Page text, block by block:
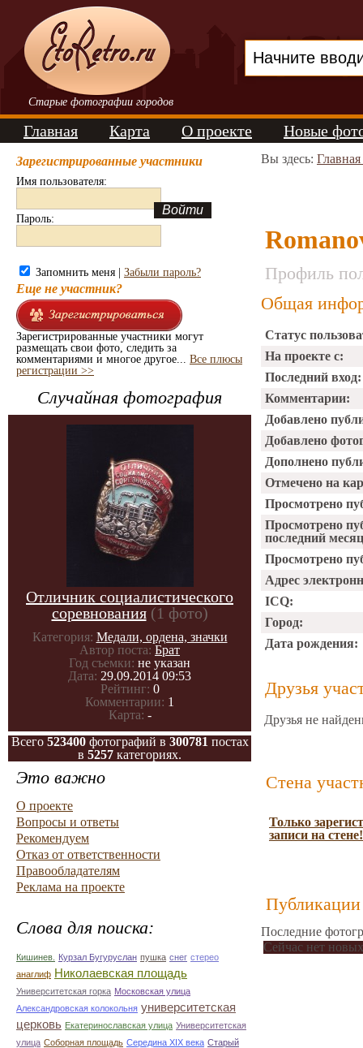
Старые фотографии городов
Главная Карта О проекте Новые
Зарегистрированные участники
Имя пользователя:
Пароль:
Запомнить меня | Забыли пароль?
Еще не участник?
Зарегистрированные участники могут
размещать свои фото, следить за
комментариями и многое другое... Все плюсы
регистрации >>
Случайная фотография
Отличник социалистического
соревнования (1 фото)
Категория: Медали, ордена, значки
Автор поста: Брат
Год съемки: не указан
Дата: 29.09.2014 09:53
Рейтинг: 0
Комментарии: 1
Карта: -
Всего 523400фотографий в 300781 постах
в 5257 категориях.
Это важно
О проекте
Вопросы и ответы
Рекомендуем
Отказ от ответственности
Правообладателям
Реклама на проекте
Слова для поиска:
Кишинев. Курзал Бугуруслан пушка снег стерео
анаглиф Николаевская площадь
Университетская горка Московская улица
Александровская колокольня университетская
церковь Екатеринославская улица Университетская
улица Соборная площадь Середина XIX века Старый
Вы здесь:
Профиль
Общая
Статус
На проекте с:
Последний вход:
Комментарии:
Добавлено
Добавлено
Дополнено
Отмечено на
Просмотрено
Просмотрено
последний
Просмотрено
Адрес
ICQ:
Город:
Дата рождения:
Друзья
Друзья не
Стена
Только
записи на стене!
Публикации
Последние
Сейчас нет